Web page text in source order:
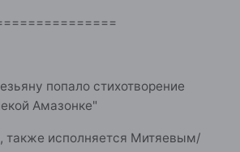
попало стихотворение
Амазонке"
также исполняется Митяевым/